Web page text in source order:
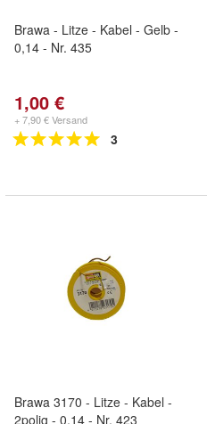
Brawa - Litze - Kabel - Gelb -
0,14 - Nr. 435
1,00 €
+ 7,90 € Versand
3
Brawa 3170 - Litze - Kabel -
2polig - 0,14 - Nr. 423